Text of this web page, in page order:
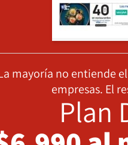
mayoría no entiende
empresas. El
Plan